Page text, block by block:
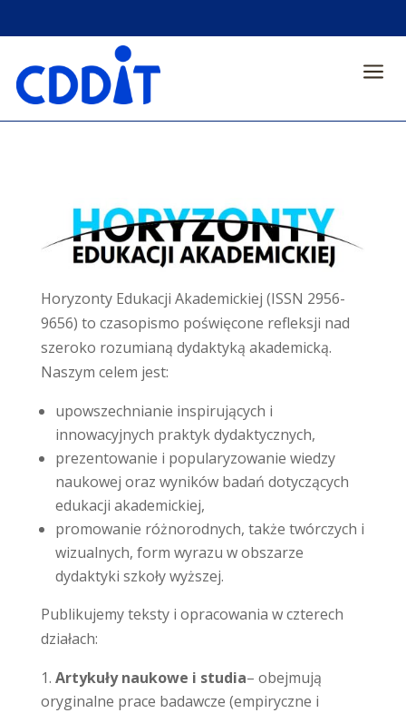
a
Horyzonty Edukacji Akademickiej (ISSN 2956-
9656) to czasopismo poświęcone refleksji nad
szeroko rozumianą dydaktyką akademicką.
Naszym celem jest:
upowszechnianie inspirujących i
innowacyjnych praktyk dydaktycznych,
prezentowanie i popularyzowanie wiedzy
naukowej oraz wyników badań dotyczących
edukacji akademickiej,
promowanie różnorodnych, także twórczych i
wizualnych, form wyrazu w obszarze
dydaktyki szkoły wyższej.
Publikujemy teksty i opracowania w czterech
działach:
Artykuły naukowe i studia– obejmują
oryginalne prace badawcze (empiryczne i